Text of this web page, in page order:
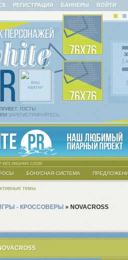
[
БОНУСНАЯ СИСТЕМА
РЕГИСТРАЦИЯ БАННЕРЫ ВОЙТИ
темы
ПРИВЕТ, ГОСТЬ!
ЗАРЕГИСТРИРУЙТЕСЬ .
- КРОССОВЕРЫ » NOVACROSS